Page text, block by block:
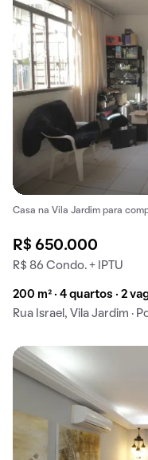
Casa na Vila Jardim para
R$ 650.000
R$ 86 Condo. + IPTU
200 m² · 4 quartos · 2
Rua Israel, Vila Jardim ·